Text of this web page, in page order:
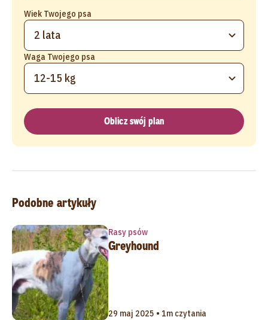
Wiek Twojego psa
2 lata
Waga Twojego psa
12-15 kg
Oblicz swój plan
Podobne artykuły
Rasy psów
Greyhound
29 maj 2025 • 1m czytania